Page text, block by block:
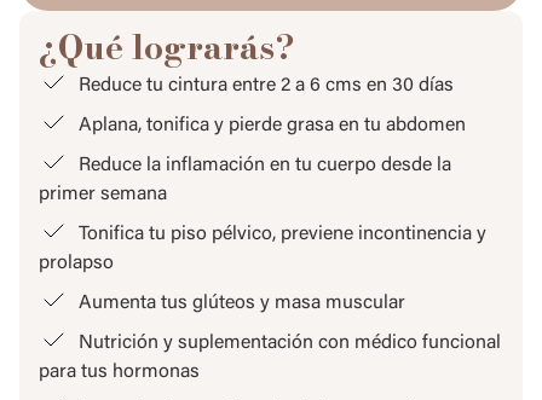
¿Qué lograrás?
Reduce tu cintura entre 2 a 6 cms en 30 días
Aplana, tonifica y pierde grasa en tu abdomen
Reduce la inflamación en tu cuerpo desde la
primer semana
Tonifica tu piso pélvico, previene incontinencia y
prolapso
Aumenta tus glúteos y masa muscular
Nutrición y suplementación con médico funcional
para tus hormonas